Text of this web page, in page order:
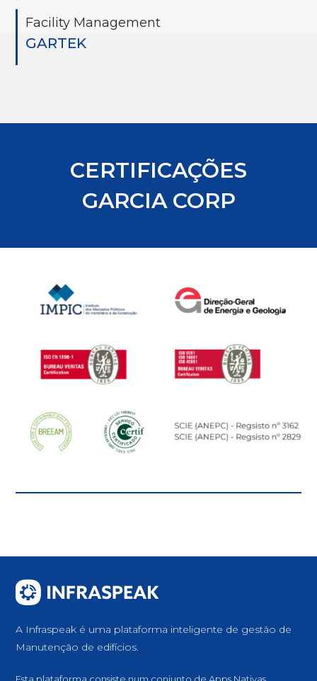
Facility Management
GARTEK
CERTIFICAÇÕES
GARCIA CORP
A Infraspeak é uma plataforma inteligente de gestão de
Manutenção de edifícios.